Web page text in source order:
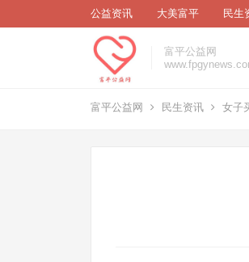
公益资讯 大美富平 民生
富平公益网
富平公益网 民生资讯 女子